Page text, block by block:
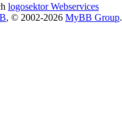
logosektor Webservices
, © 2002-2026 MyBB Group.